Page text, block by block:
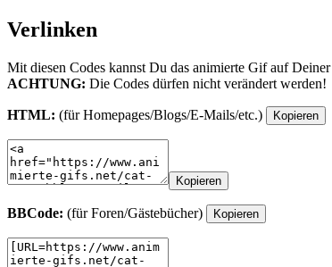
Verlinken
Mit diesen Codes kannst Du das animierte Gif auf
ACHTUNG: Die Codes dürfen nicht verändert werden!
HTML: (für Homepages/Blogs/E-Mails/etc.) Kopieren
Kopieren
BBCode: (für Foren/Gästebücher) Kopieren